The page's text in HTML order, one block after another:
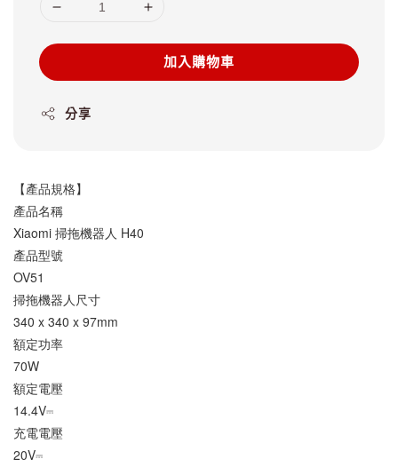
加入購物車
分享
【產品規格】
產品名稱
Xiaomi 掃拖機器人 H40
產品型號
OV51
掃拖機器人尺寸
340 x 340 x 97mm
額定功率
70W
額定電壓
14.4V⎓
充電電壓
20V⎓